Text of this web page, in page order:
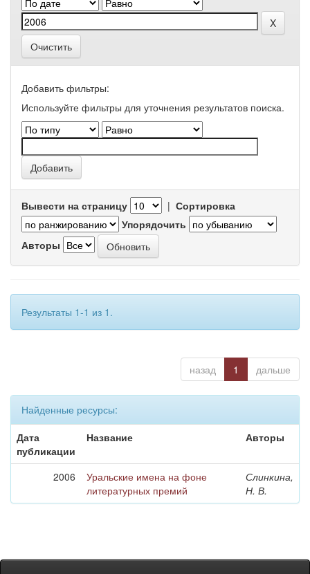
Очистить
Добавить фильтры:
Используйте фильтры для уточнения результатов поиска.
Вывести на страницу | Сортировка
Упорядочить
Авторы
Результаты 1-1 из 1.
назад 1 дальше
Найденные ресурсы:
Дата
публикации
Название Авторы
2006
Уральские имена на фоне
литературных премий
Слинкина,
Н. В.